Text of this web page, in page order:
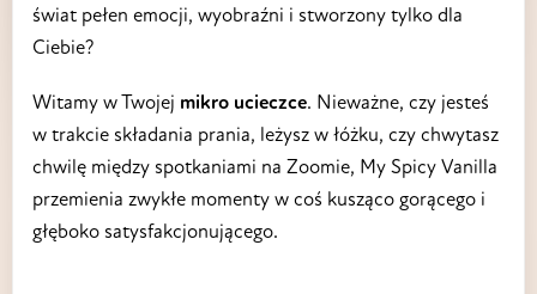
świat pełen emocji, wyobraźni i stworzony tylko dla
Ciebie?
Witamy w Twojej mikro ucieczce. Nieważne, czy jesteś
w trakcie składania prania, leżysz w łóżku, czy chwytasz
chwilę między spotkaniami na Zoomie, My Spicy Vanilla
przemienia zwykłe momenty w coś kusząco gorącego i
głęboko satysfakcjonującego.